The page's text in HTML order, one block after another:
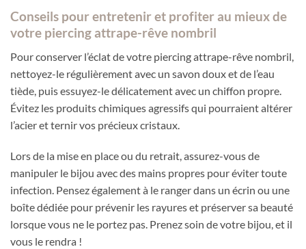
Conseils pour entretenir et profiter au mieux de
votre piercing attrape-rêve nombril
Pour conserver l’éclat de votre piercing attrape-rêve nombril,
nettoyez-le régulièrement avec un savon doux et de l’eau
tiède, puis essuyez-le délicatement avec un chiffon propre.
Évitez les produits chimiques agressifs qui pourraient altérer
l’acier et ternir vos précieux cristaux.
Lors de la mise en place ou du retrait, assurez-vous de
manipuler le bijou avec des mains propres pour éviter toute
infection. Pensez également à le ranger dans un écrin ou une
boîte dédiée pour prévenir les rayures et préserver sa beauté
lorsque vous ne le portez pas. Prenez soin de votre bijou, et il
vous le rendra !